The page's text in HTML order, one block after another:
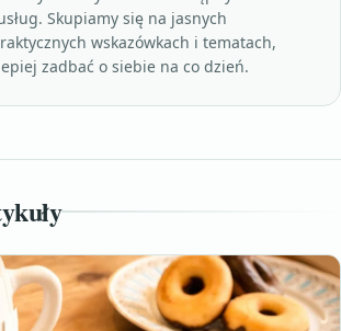
Skupiamy się na jasnych
wskazówkach i tematach,
zadbać o siebie na co dzień.